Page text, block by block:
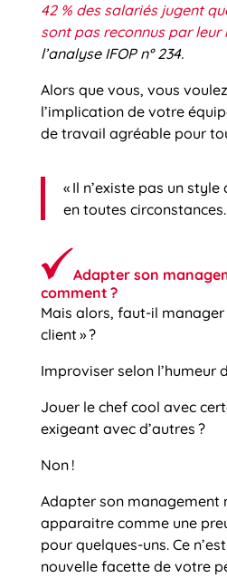
42 % des salariés jugent
sont pas reconnus par leur
l’analyse IFOP n° 234.
Alors que vous, vous
l’implication de votre
de travail agréable pour
« Il n’existe pas un
en toutes
Adapter son
comment ?
Mais alors, faut-il manager
client » ?
Improviser selon l’humeur
Jouer le chef cool avec
exigeant avec d’autres ?
Non !
Adapter son management
apparaitre comme une
pour quelques-uns. Ce
nouvelle facette de votre